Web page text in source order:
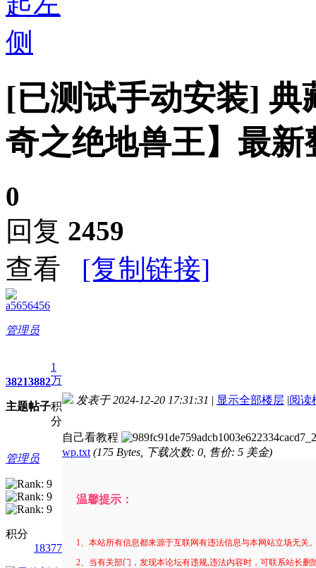
[已测试手动安装] 典
奇之绝地兽王】最
0
回复 2459
查看
[复制链接]
a5656456
管理员
3821
主题
3882
帖子
1
万
积
分
管理员
积分
18377
发表于 2024-12-20 17:31:31 | 显示全部楼层 |阅读
自己看教程
wp.txt (175 Bytes, 下载次数: 0, 售价: 5 美金)
温馨提示：
1、本站所有信息都来源于互联网有违法信息与本网站立场无关
2、当有关部门，发现本论坛有违规,违法内容时，可联系站长删